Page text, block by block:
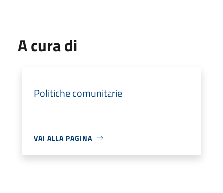
A cura di
Politiche comunitarie
VAI ALLA PAGINA